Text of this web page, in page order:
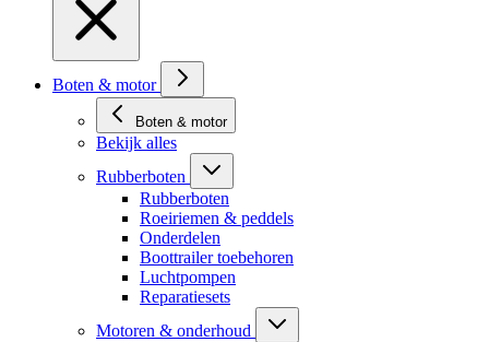
Boten & motor
Boten & motor
Bekijk alles
Rubberboten
Rubberboten
Roeiriemen & peddels
Onderdelen
Boottrailer toebehoren
Luchtpompen
Reparatiesets
Motoren & onderhoud